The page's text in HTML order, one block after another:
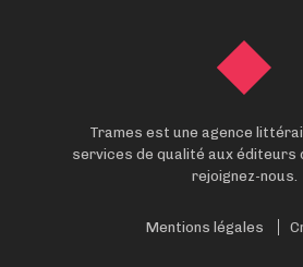
Trames est une agence
services de qualité aux éditeurs
rejoignez-nous.
Mentions légales